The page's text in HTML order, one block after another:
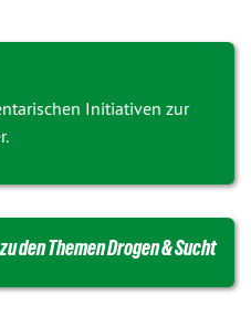
Initiativen zur
den Themen Drogen & Sucht